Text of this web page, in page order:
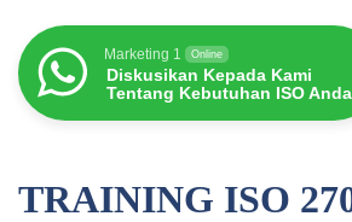
Marketing 1 Online
Diskusikan Kepada Kami
Tentang Kebutuhan ISO Anda
TRAINING ISO